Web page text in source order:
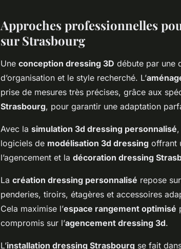
Approches professionnelles
sur Strasbourg
Une conception dressing 3D débute par une
d’organisation et le style recherché. L’
prise de mesures très précises, grâce aux
Strasbourg, pour garantir une adaptation
Avec la simulation 3d dressing personnalisé
logiciels de modélisation 3d dressing offrant
l’agencement et la décoration dressing
La création dressing personnalisé repose
penderies, tiroirs, étagères et accessoires
Cela maximise l’espace rangement optimisé
compromis sur l’agencement dressing 3d.
L’installation dressing Strasbourg se fait